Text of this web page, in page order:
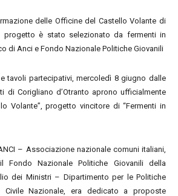
delle Officine del Castello Volante di
progetto è stato selezionato da fermenti in
di Anci e Fondo Nazionale Politiche Giovanili
tavoli partecipativi, mercoledì 8 giugno dalle
di Corigliano d’Otranto aprono ufficialmente
Volante”, progetto vincitore di “Fermenti in
– Associazione nazionale comuni italiani,
Fondo Nazionale Politiche Giovanili della
dei Ministri – Dipartimento per le Politiche
Civile Nazionale, era dedicato a proposte